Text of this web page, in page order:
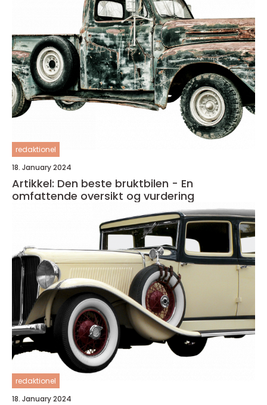
redaktionel
18. January 2024
Artikkel: Den beste bruktbilen - En
omfattende oversikt og vurdering
redaktionel
18. January 2024